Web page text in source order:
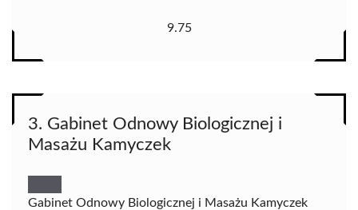
9.75
3. Gabinet Odnowy Biologicznej i
Masażu Kamyczek
Gabinet Odnowy Biologicznej i Masażu Kamyczek